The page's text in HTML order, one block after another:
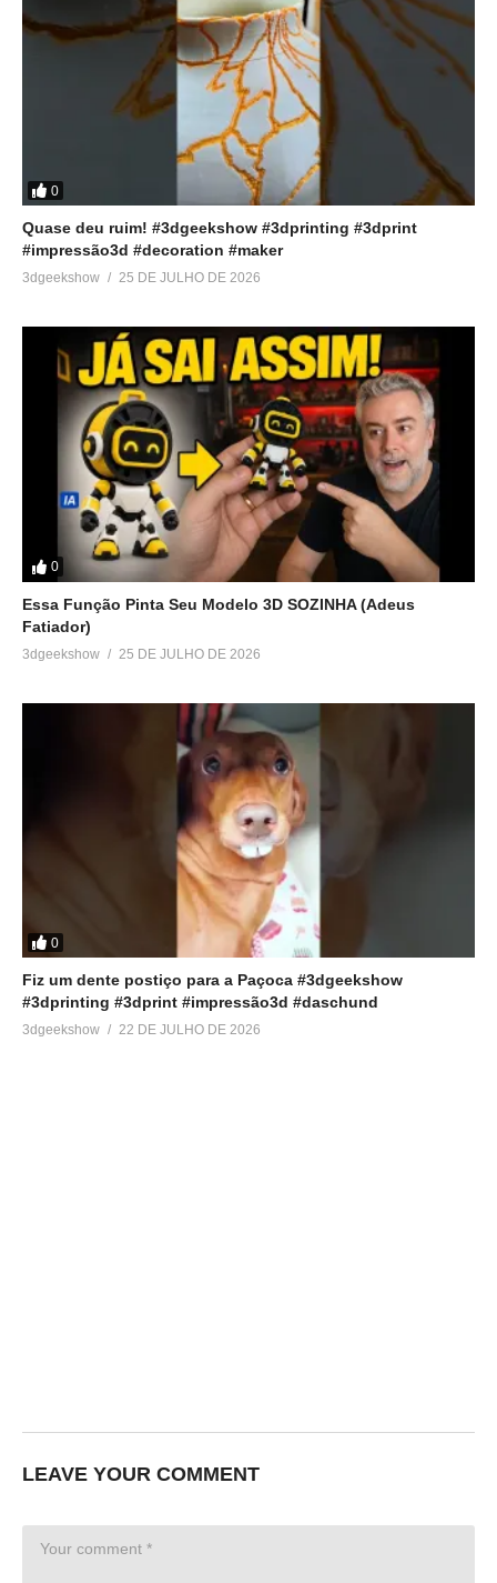
0
Quase deu ruim! #3dgeekshow #3dprinting #3dprint
#impressão3d #decoration #maker
3dgeekshow 25 DE JULHO DE 2026
0
Essa Função Pinta Seu Modelo 3D SOZINHA (Adeus
Fatiador)
3dgeekshow 25 DE JULHO DE 2026
0
Fiz um dente postiço para a Paçoca #3dgeekshow
#3dprinting #3dprint #impressão3d #daschund
3dgeekshow 22 DE JULHO DE 2026
LEAVE YOUR COMMENT